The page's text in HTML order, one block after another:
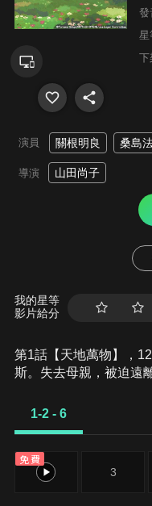
發
星
下
演員 關根明良 桑島
導演 山田尚子
我的星等
影片給分
第1話【天地萬物】，
斯。失去母親，被迫遠
想回到故鄉，甚至還試
讓希塔拉明白了學習的
玫瑰】，穆罕默德離開
1-2 - 6
免費
1-2 3